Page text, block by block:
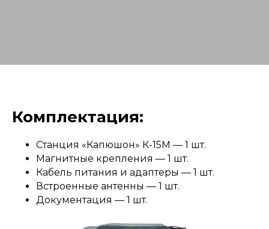
Комплектация:
Станция «Капюшон» К-15М — 1 шт.
Магнитные крепления — 1 шт.
Кабель питания и адаптеры — 1 шт.
Встроенные антенны — 1 шт.
Документация — 1 шт.